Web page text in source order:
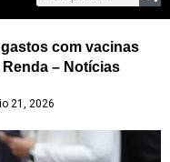
com vacinas
– Notícias
21, 2026